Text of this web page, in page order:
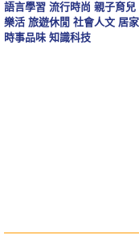
語言學習 流行時尚 親子育兒
樂活 旅遊休閒 社會人文 居
時事品味 知識科技